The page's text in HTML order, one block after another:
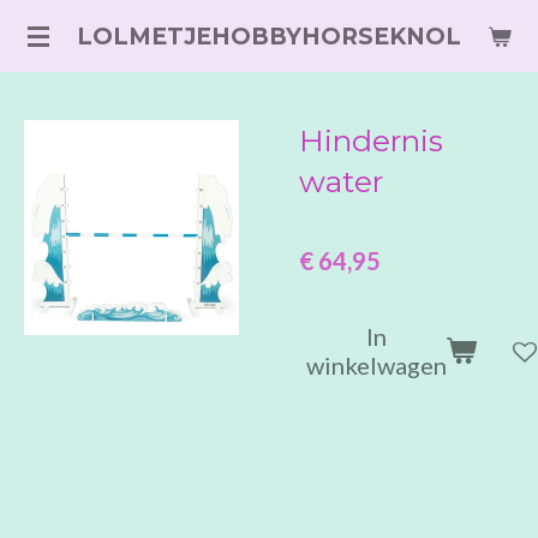
Ga
LOLMETJEHOBBYHORSEKNOL
Hindernis
water
€ 64,95
In
winkelwagen